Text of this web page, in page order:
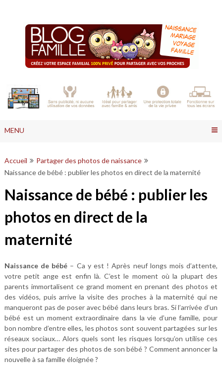
MENU
Accueil
Partager des photos de naissance
Naissance de bébé : publier les photos en direct de la maternité
Naissance de bébé : publier les
photos en direct de la
maternité
Naissance de bébé – Ca y est ! Après neuf longs mois d’attente,
votre petit ange est enfin là. C’est le moment où la plupart des
parents immortalisent ce grand moment en prenant des photos et
des vidéos, puis arrive la visite des proches à la maternité qui ne
manqueront pas de poser avec bébé dans leurs bras. Si l’arrivée d’un
bébé est un moment extraordinaire dans la vie d’une famille, pour
bon nombre d’entre elles, les photos sont souvent partagées sur les
réseaux sociaux… Alors quels sont les risques lorsqu’on utilise ces
sites pour partager des photos de son bébé ? Comment annoncer la
nouvelle à sa famille éloignée ?